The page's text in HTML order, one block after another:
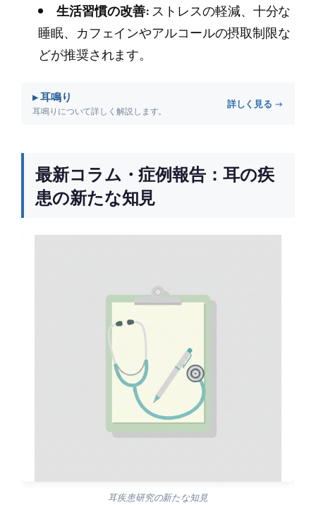
生活習慣の改善:ストレスの軽減、十分な
睡眠、カフェインやアルコールの摂取制限な
どが推奨されます。
▸ 耳鳴り
耳鳴りについて詳しく解説します。
詳しく見る →
最新コラム・症例報告：耳の疾
患の新たな知見
耳疾患研究の新たな知見